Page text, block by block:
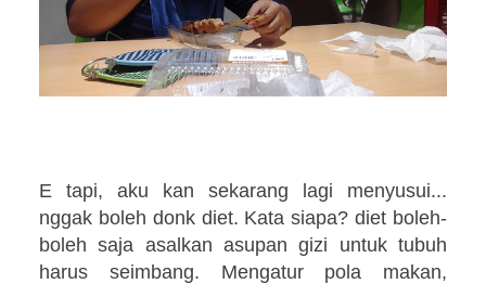
E tapi, aku kan sekarang lagi menyusui...
nggak boleh donk diet. Kata siapa? diet boleh-
boleh saja asalkan asupan gizi untuk tubuh
harus seimbang. Mengatur pola makan,